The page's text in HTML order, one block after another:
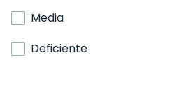
Media
Deficiente